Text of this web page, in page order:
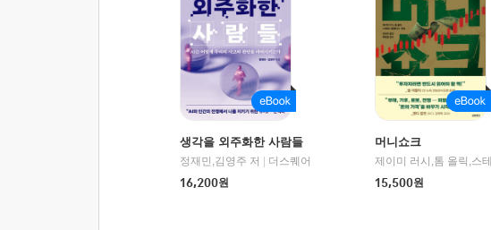
생각을 외주화한 사람들
정재민,김영주 저
더스퀘어
16,200원
머니쇼크
15,500원